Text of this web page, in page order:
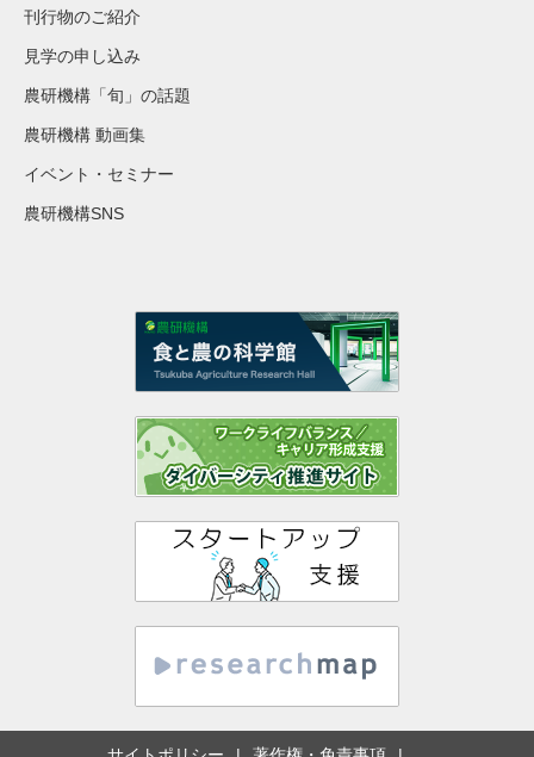
刊行物のご紹介
見学の申し込み
農研機構「旬」の話題
農研機構 動画集
イベント・セミナー
農研機構SNS